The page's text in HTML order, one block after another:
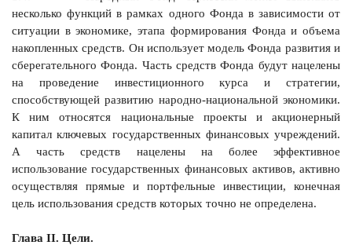
несколько функций в рамках одного Фонда в зависимости от
ситуации в экономике, этапа формирования Фонда и объема
накопленных средств. Он использует модель Фонда развития и
сберегательного Фонда. Часть средств Фонда будут нацелены
на проведение инвестиционного курса и стратегии,
способствующей развитию народно-национальной экономики.
К ним относятся национальные проекты и акционерный
капитал ключевых государственных финансовых учреждений.
А часть средств нацелены на более эффективное
использование государственных финансовых активов, активно
осуществляя прямые и портфельные инвестиции, конечная
цель использования средств которых точно не определена.
Глава II. Цели.